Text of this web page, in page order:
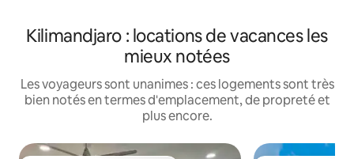
Kilimandjaro : locations de vacances les
mieux notées
Les voyageurs sont unanimes : ces logements sont très
bien notés en termes d'emplacement, de propreté et
plus encore.